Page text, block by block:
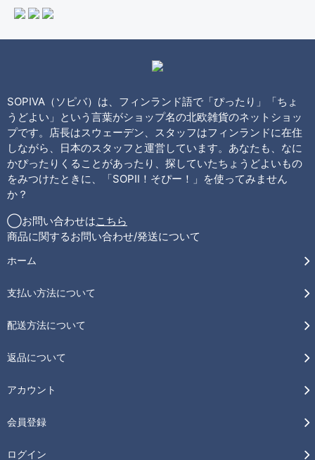
SOPIVA（ソピバ）は、フィンランド語で「ぴったり」「ちょ
うどよい」という言葉がショップ名の北欧雑貨のネットショッ
プです。店長はスウェーデン、スタッフはフィンランドに在住
しながら、日本のスタッフと運営しています。あなたも、なに
かぴったりくることがあったり、探していたちょうどよいもの
をみつけたときに、「SOPII！そぴー！」を使ってみません
か？
◯お問い合わせはこちら
商品に関するお問い合わせ/発送について
ホーム
支払い方法について
配送方法について
返品について
アカウント
会員登録
ログイン